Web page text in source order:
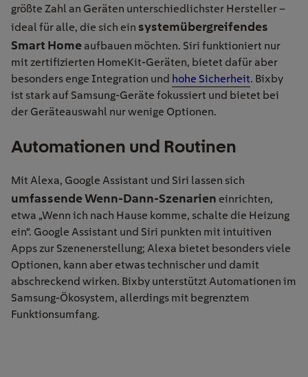
größte Zahl an Geräten unterschiedlichster Hersteller –
ideal für alle, die sich ein systemübergreifendes
Smart Home aufbauen möchten. Siri funktioniert nur
mit zertifizierten HomeKit-Geräten, bietet dafür aber
besonders enge Integration und hohe Sicherheit. Bixby
ist stark auf Samsung-Geräte fokussiert und bietet bei
der Geräteauswahl nur wenige Optionen.
Automationen und Routinen
Mit Alexa, Google Assistant und Siri lassen sich
umfassende Wenn-Dann-Szenarien einrichten,
etwa „Wenn ich nach Hause komme, schalte die Heizung
ein“. Google Assistant und Siri punkten mit intuitiven
Apps zur Szenenerstellung; Alexa bietet besonders viele
Optionen, kann aber etwas technischer und damit
abschreckend wirken. Bixby unterstützt Automationen im
Samsung-Ökosystem, allerdings mit begrenztem
Funktionsumfang.